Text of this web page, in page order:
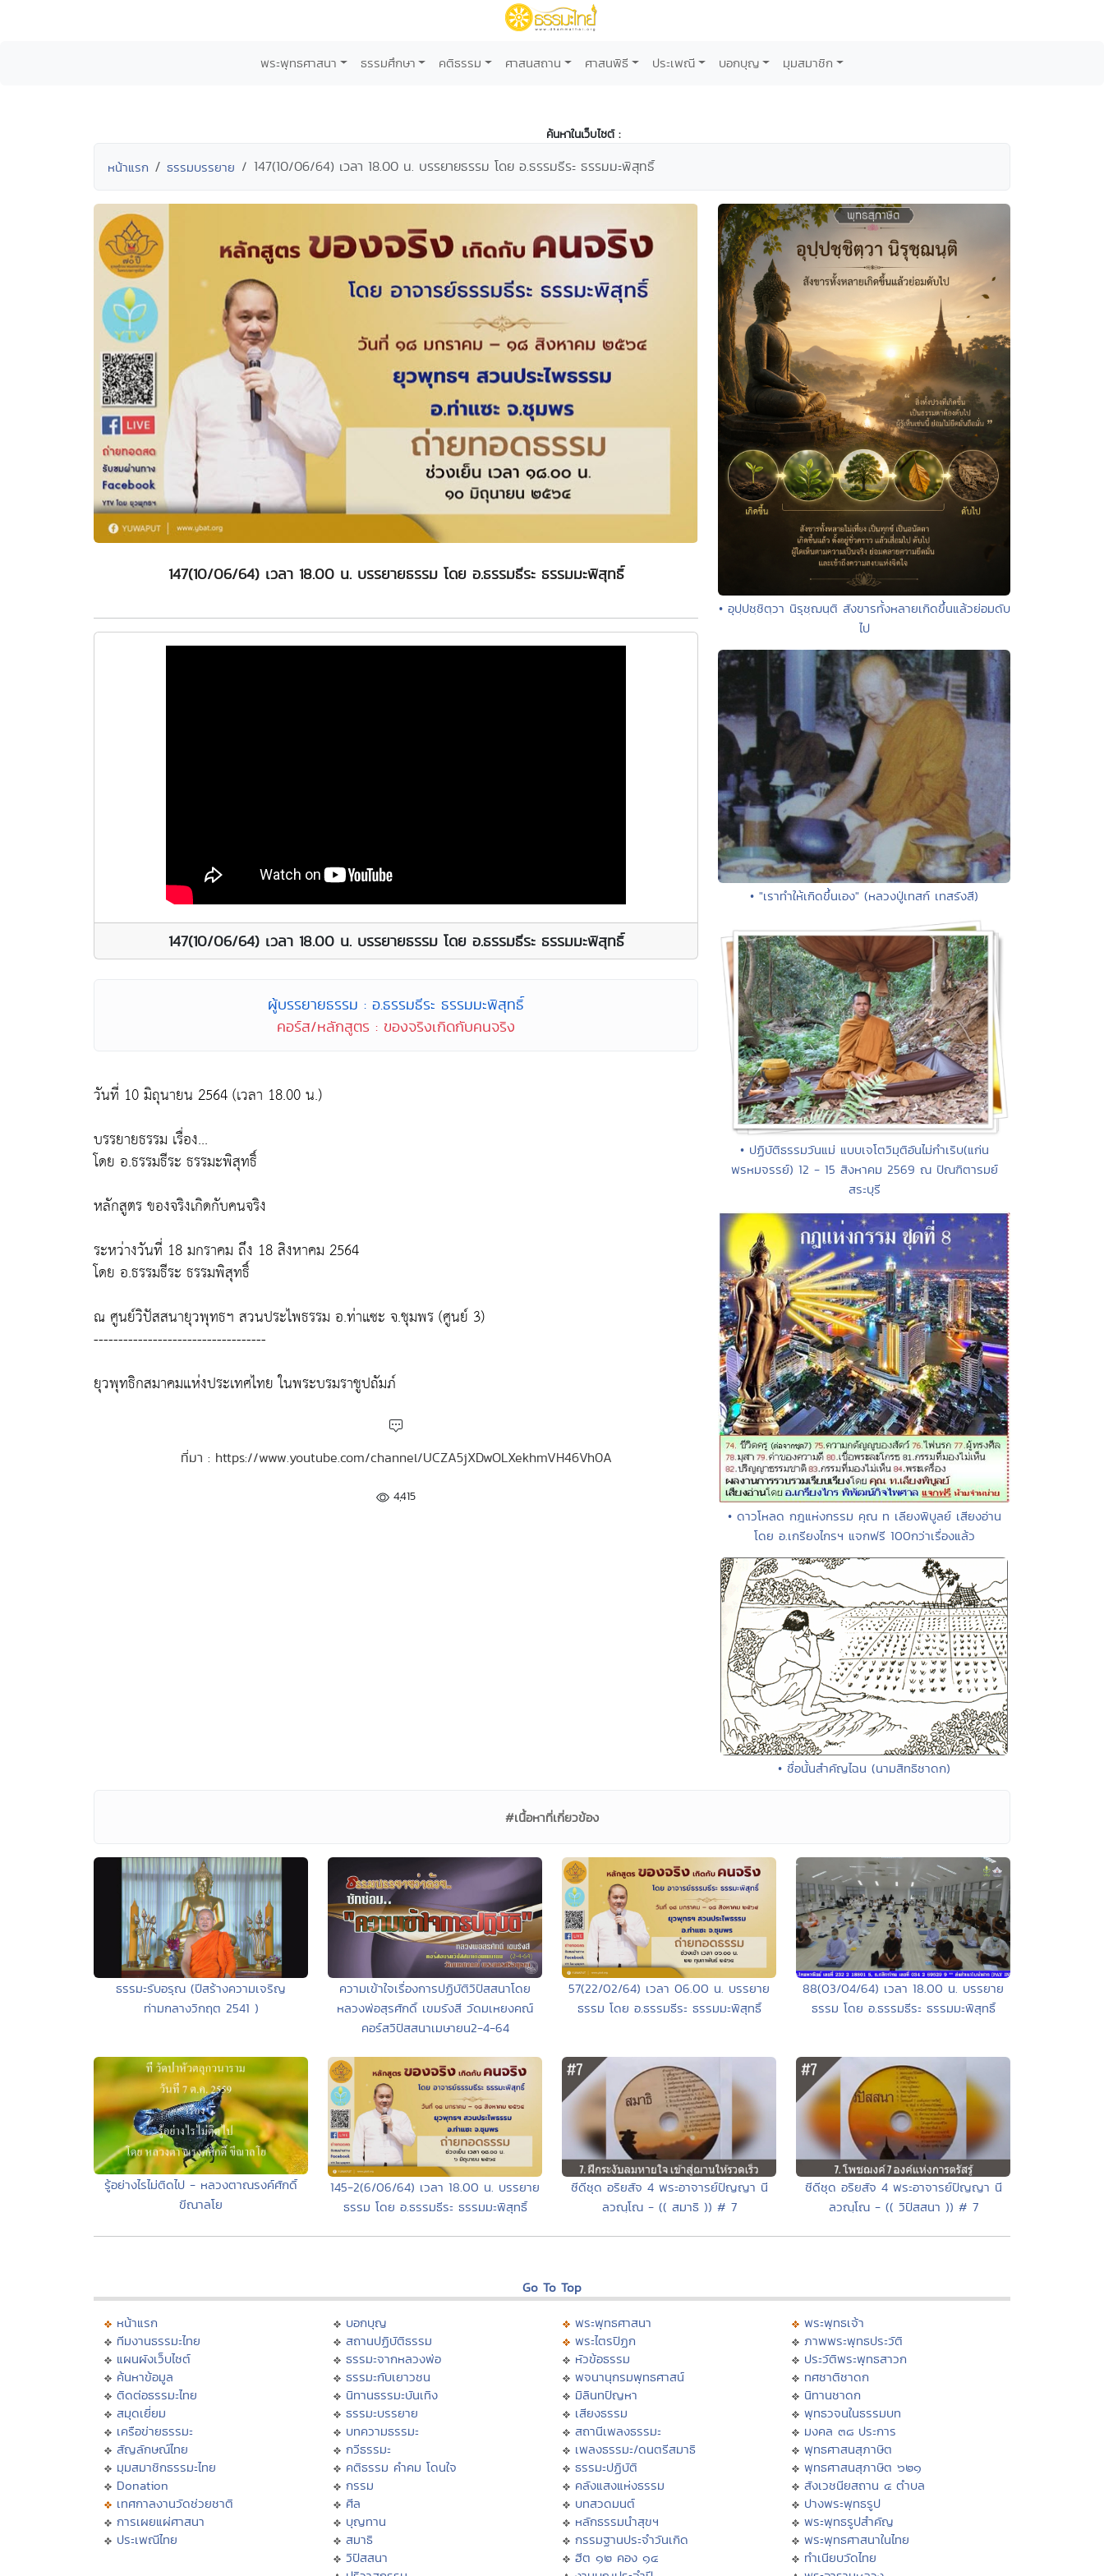
พระพุทธศาสนา ธรรมศึกษา คติธรรม ศาสนสถาน ศาสนพิธี ประเพณี บอกบุญ มุมสมาชิก
ค้นหาในเว็บไซต์ :
หน้าแรก ธรรมบรรยาย 147(10/06/64) เวลา 18.00 น. บรรยายธรรม โดย อ.ธรรมธีระ ธรรมมะพิสุทธิ์
147(10/06/64) เวลา 18.00 น. บรรยายธรรม โดย อ.ธรรมธีระ ธรรมมะพิสุทธิ์
147(10/06/64) เวลา 18.00 น. บรรยายธรรม โดย อ.ธรรมธีระ ธรรมมะพิสุทธิ์
ผู้บรรยายธรรม : อ.ธรรมธีระ ธรรมมะพิสุทธิ์
คอร์ส/หลักสูตร : ของจริงเกิดกับคนจริง
วันที่ 10 มิถุนายน 2564 (เวลา 18.00 น.)
บรรยายธรรม เรื่อง...
โดย อ.ธรรมธีระ ธรรมะพิสุทธิ์
หลักสูตร ของจริงเกิดกับคนจริง
ระหว่างวันที่ 18 มกราคม ถึง 18 สิงหาคม 2564
โดย อ.ธรรมธีระ ธรรมพิสุทธิ์
ณ ศูนย์วิปัสสนายุวพุทธฯ สวนประไพธรรม อ.ท่าแซะ จ.ชุมพร (ศูนย์ 3)
-----------------------------------
ยุวพุทธิกสมาคมแห่งประเทศไทย ในพระบรมราชูปถัมภ์
ที่มา : https://www.youtube.com/channel/UCZA5jXDwOLXekhmVH46Vh0A
4,415
• อุปฺปชฺชิตฺวา นิรุชฺฌนฺติ สังขารทั้งหลายเกิดขึ้นแล้วย่อมดับ
ไป
• "เราทำให้เกิดขึ้นเอง" (หลวงปู่เทสก์ เทสรังสี)
• ปฏิบัติธรรมวันแม่ แบบเจโตวิมุติอันไม่กำเริบ(แก่น
พรหมจรรย์) 12 - 15 สิงหาคม 2569 ณ ปัณฑิตารมย์
สระบุรี
• ดาวโหลด กฎแห่งกรรม คุณ ท เลียงพิบูลย์ เสียงอ่าน
โดย อ.เกรียงไกรฯ แจกฟรี 100กว่าเรื่องแล้ว
• ชื่อนั้นสำคัญไฉน (นามสิทธิชาดก)
#เนื้อหาที่เกี่ยวข้อง
ธรรมะรับอรุณ (ปีสร้างความเจริญ
ท่ามกลางวิกฤต 2541 )
ความเข้าใจเรื่องการปฏิบัติวิปัสสนาโดย
หลวงพ่อสุรศักดิ์ เขมรังสี วัดมเหยงคณ์
คอร์สวิปัสสนาเมษายน2-4-64
57(22/02/64) เวลา 06.00 น. บรรยาย
ธรรม โดย อ.ธรรมธีระ ธรรมมะพิสุทธิ์
88(03/04/64) เวลา 18.00 น. บรรยาย
ธรรม โดย อ.ธรรมธีระ ธรรมมะพิสุทธิ์
รู้อย่างไรไม่ติดไป - หลวงตาณรงค์ศักดิ์
ขีณาลโย
145-2(6/06/64) เวลา 18.00 น. บรรยาย
ธรรม โดย อ.ธรรมธีระ ธรรมมะพิสุทธิ์
ซีดีชุด อริยสัจ 4 พระอาจารย์ปัญญา นี
ลวณฺโณ - (( สมาธิ )) # 7
ซีดีชุด อริยสัจ 4 พระอาจารย์ปัญญา นี
ลวณฺโณ - (( วิปัสสนา )) # 7
Go To Top
หน้าแรก
ทีมงานธรรมะไทย
แผนผังเว็บไซต์
ค้นหาข้อมูล
ติดต่อธรรมะไทย
สมุดเยี่ยม
เครือข่ายธรรมะ
สัญลักษณ์ไทย
มุมสมาชิกธรรมะไทย
Donation
เทศกาลงานวัดช่วยชาติ
การเผยแผ่ศาสนา
ประเพณีไทย
บอกบุญ
สถานปฏิบัติธรรม
ธรรมะจากหลวงพ่อ
ธรรมะกับเยาวชน
นิทานธรรมะบันเทิง
ธรรมะบรรยาย
บทความธรรมะ
กวีธรรมะ
คติธรรม คำคม โดนใจ
กรรม
ศีล
บุญทาน
สมาธิ
วิปัสสนา
พระพุทธศาสนา
พระไตรปิฏก
หัวข้อธรรม
พจนานุกรมพุทธศาสน์
มิลินทปัญหา
เสียงธรรม
สถานีเพลงธรรมะ
เพลงธรรมะ/ดนตรีสมาธิ
ธรรมะปฏิบัติ
คลังแสงแห่งธรรม
บทสวดมนต์
หลักธรรมนำสุขฯ
กรรมฐานประจำวันเกิด
ฮีต ๑๒ คอง ๑๔
พระพุทธเจ้า
ภาพพระพุทธประวัติ
ประวัติพระพุทธสาวก
ทศชาติชาดก
นิทานชาดก
พุทธวจนในธรรมบท
มงคล ๓๘ ประการ
พุทธศาสนสุภาษิต
พุทธศาสนสุภาษิต ๖๒๑
สังเวชนียสถาน ๔ ตำบล
ปางพระพุทธรูป
พระพุทธรูปสำคัญ
พระพุทธศาสนาในไทย
ทำเนียบวัดไทย